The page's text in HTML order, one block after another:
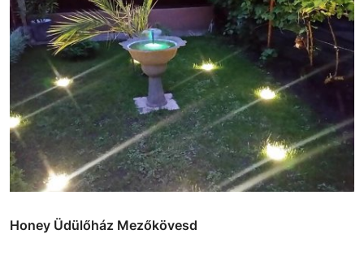
Honey Üdülőház Mezőkövesd